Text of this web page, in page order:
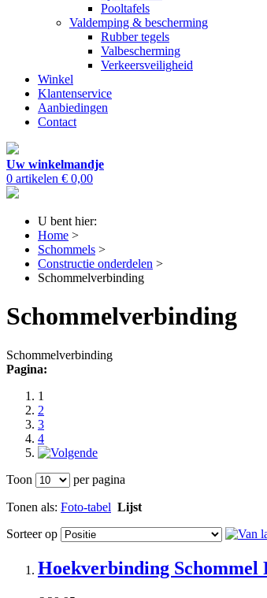
Pooltafels
Valdemping & bescherming
Rubber tegels
Valbescherming
Verkeersveiligheid
Winkel
Klantenservice
Aanbiedingen
Contact
Uw winkelmandje
0 artikelen € 0,00
U bent hier:
Home >
Schommels >
Constructie onderdelen >
Schommelverbinding
Schommelverbinding
Schommelverbinding
Pagina:
1
2
3
4
Toon per pagina
Tonen als: Foto-tabel Lijst
Sorteer op
Hoekverbinding Schommel